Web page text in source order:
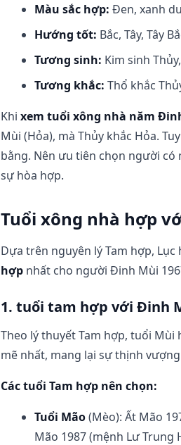
Màu sắc hợp: Đen, xanh
Hướng tốt: Bắc, Tây, Tây
Tương sinh: Kim sinh
Tương khắc: Thổ khắc
Khixem tuổi xông nhà năm
Mùi (Hỏa), mà Thủy khắc Hỏa.
bằng. Nên ưu tiên chọn người có
sự hòa hợp.
Tuổi xông nhà hợp
Dựa trên nguyên lý Tam hợp,
hợp nhất cho người Đinh Mùi
1. tuổi tam hợp với Đinh
Theo lý thuyết Tam hợp, tuổi Mùi
mẽ nhất, mang lại sự thịnh
Các tuổi Tam hợp nên chọn:
Tuổi Mão(Mèo): Ất Mão
Mão 1987 (mệnh Lư Trung